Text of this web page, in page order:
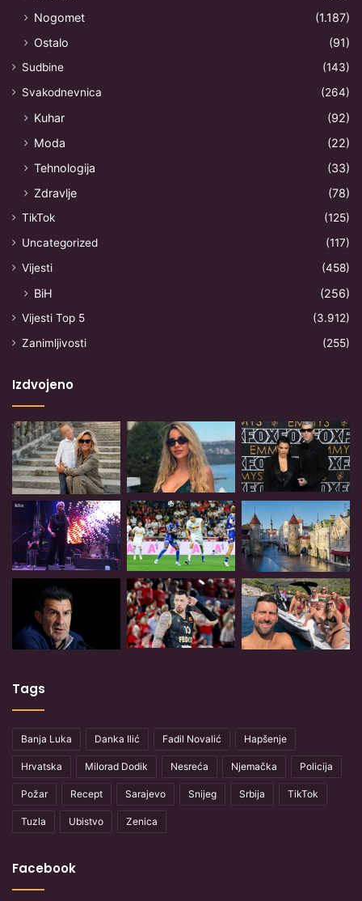
Nogomet
(1.187)
Ostalo
(91)
Sudbine
(143)
Svakodnevnica
(264)
Kuhar
(92)
Moda
(22)
Tehnologija
(33)
Zdravlje
(78)
TikTok
(125)
Uncategorized
(117)
Vijesti
(458)
BiH (256)
Vijesti Top 5
(3.912)
Zanimljivosti
(255)
Izdvojeno
Tags
Banja Luka Danka Ilić Fadil Novalić Hapšenje
Hrvatska Milorad Dodik Nesreća Njemačka Policija
Požar Recept Sarajevo Snijeg Srbija TikTok
Tuzla Ubistvo Zenica
Facebook